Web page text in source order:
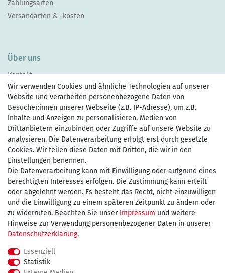
Zahlungsarten
Versandarten & -kosten
Über uns
Kontakt
Zahlen Sie bequem per
Wir versenden mit
kostenfreie Lieferung
innerhalb Deutschland ab 75€
Wir verwenden Cookies und ähnliche Technologien auf unserer
Website und verarbeiten personenbezogene Daten von
Besucher:innen unserer Webseite (z.B. IP-Adresse), um z.B.
Inhalte und Anzeigen zu personalisieren, Medien von
Drittanbietern einzubinden oder Zugriffe auf unsere Website zu
analysieren. Die Datenverarbeitung erfolgt erst durch gesetzte
Cookies. Wir teilen diese Daten mit Dritten, die wir in den
Einstellungen benennen.
Die Datenverarbeitung kann mit Einwilligung oder aufgrund eines
berechtigten Interesses erfolgen. Die Zustimmung kann erteilt
oder abgelehnt werden. Es besteht das Recht, nicht einzuwilligen
und die Einwilligung zu einem späteren Zeitpunkt zu ändern oder
zu widerrufen. Beachten Sie unser Impressum und weitere
Hinweise zur Verwendung personenbezogener Daten in unserer
Daten­schutz­erklärung.
Essenziell
Statistik